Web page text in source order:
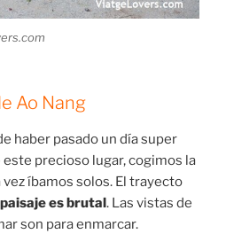
Ao Nang
haber pasado un día super
precioso lugar, cogimos la
íbamos solos. El trayecto
paisaje es brutal . Las vistas de
son para enmarcar.